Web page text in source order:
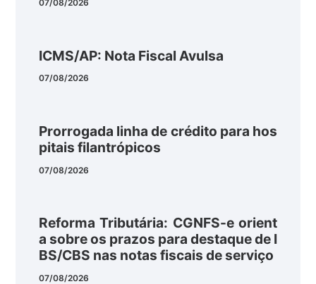
07/08/2026
ICMS/AP: Nota Fiscal Avulsa
07/08/2026
Prorrogada linha de crédito para hos
pitais filantrópicos
07/08/2026
Reforma Tributária: CGNFS-e orient
a sobre os prazos para destaque de I
BS/CBS nas notas fiscais de serviço
07/08/2026